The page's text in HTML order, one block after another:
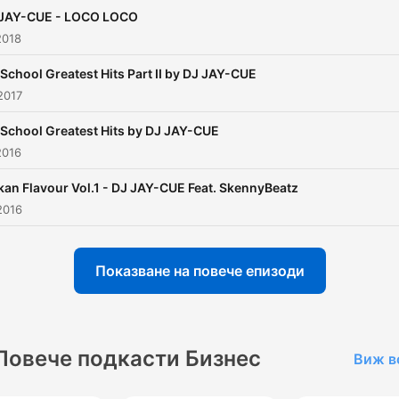
CUE - LOCO LOCO
Greatest Hits Part II by DJ JAY-CUE
Greatest Hits by DJ JAY-CUE
Flavour Vol.1 - DJ JAY-CUE Feat. SkennyBeatz
Показване на повече епизоди
подкасти Бизнес Виж